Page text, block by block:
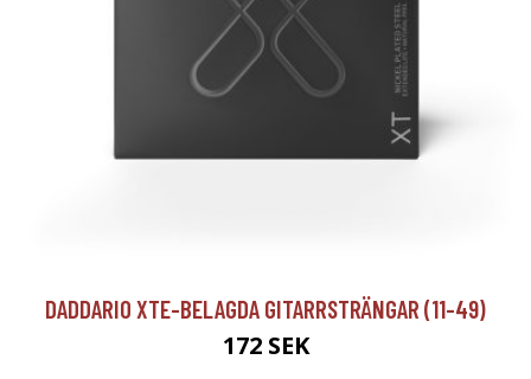
DADDARIO XTE-BELAGDA GITARRSTRÄNGAR (11-49)
172 SEK